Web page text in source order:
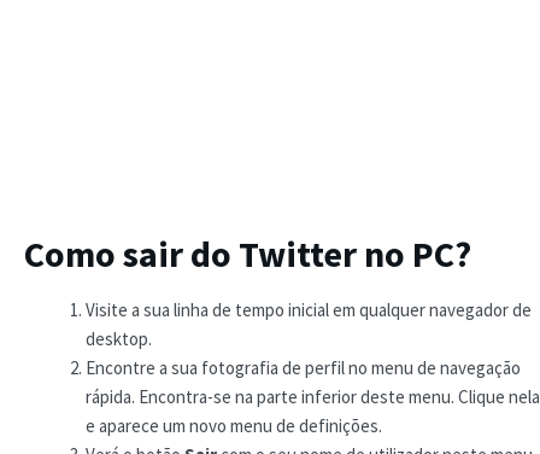
Como sair do Twitter no PC?
Visite a sua linha de tempo inicial em qualquer navegador de
desktop.
Encontre a sua fotografia de perfil no menu de navegação
rápida. Encontra-se na parte inferior deste menu. Clique nela
e aparece um novo menu de definições.